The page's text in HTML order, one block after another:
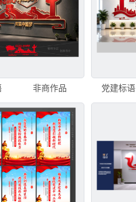
非商作品 党建标语